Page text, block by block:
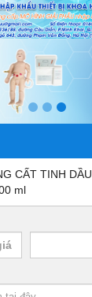
CẤT TINH DẦU
ml